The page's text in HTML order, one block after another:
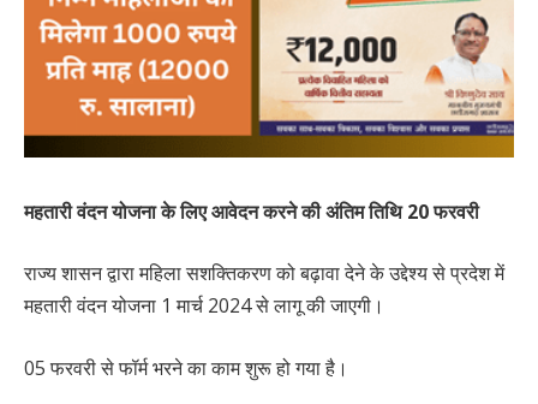
महतारी वंदन योजना के लिए आवेदन करने की अंतिम तिथि 20 फरवरी
राज्य शासन द्वारा महिला सशक्तिकरण को बढ़ावा देने के उद्देश्य से प्रदेश में
महतारी वंदन योजना 1 मार्च 2024 से लागू की जाएगी।
05 फरवरी से फॉर्म भरने का काम शुरू हो गया है।